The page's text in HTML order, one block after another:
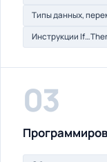
Типы данных,
Инструкции
03